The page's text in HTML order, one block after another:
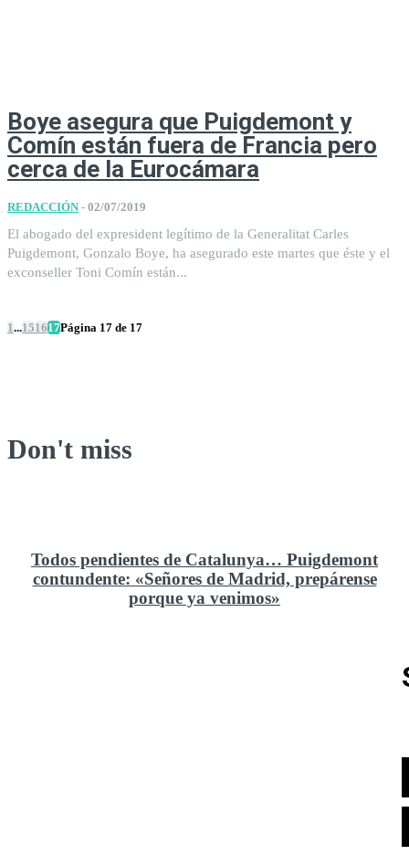
Boye asegura que Puigdemont y
Comín están fuera de Francia pero
cerca de la Eurocámara
REDACCIÓN - 02/07/2019
El abogado del expresident legítimo de la Generalitat Carles
Puigdemont, Gonzalo Boye, ha asegurado este martes que éste y el
exconseller Toni Comín están...
1...151617Página 17 de 17
Don't miss
Todos pendientes de Catalunya… Puigdemont
contundente: «Señores de Madrid, prepárense
porque ya venimos»